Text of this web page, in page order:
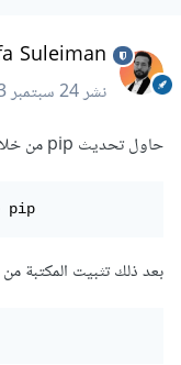
Suleiman
نشر24 سبتمبر 2023
حاول تحديث pip من خلال الأمر التالي:
pip
بعد ذلك تثبيت المكتبة من